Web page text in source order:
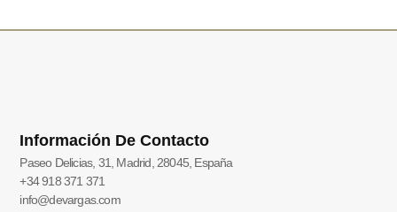
Información De Contacto
Paseo Delicias, 31, Madrid, 28045, España
+34 918 371 371
info@devargas.com